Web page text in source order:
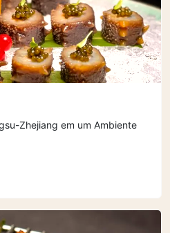
Zhejiang em um Ambiente